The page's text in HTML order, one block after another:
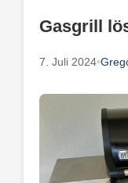
Gasgrill
7. Juli 2024•